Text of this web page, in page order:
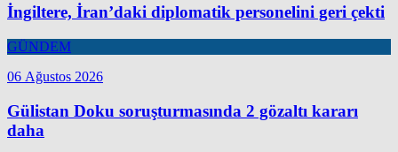
İngiltere, İran’daki diplomatik personelini geri çekti
GÜNDEM
06 Ağustos 2026
Gülistan Doku soruşturmasında 2 gözaltı kararı
daha